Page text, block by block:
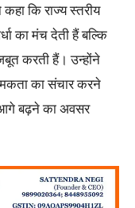
कि राज्य स्तरीय
का मंच देती हैं बल्कि
करती हैं। उन्होंने
का संचार करने
बढ़ने का अवसर